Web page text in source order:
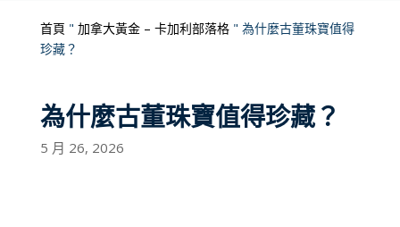
首頁 " 加拿大黃金 – 卡加利部落格" 為什麼古董珠寶值得
珍藏？
為什麼古董珠寶值得珍藏？
5 月 26, 2026